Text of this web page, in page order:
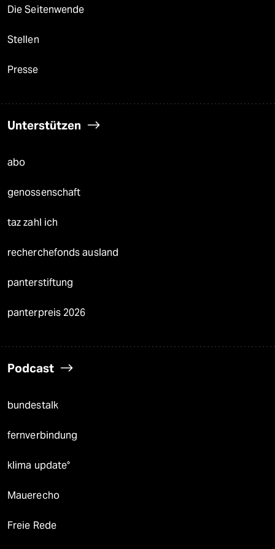
Die Seitenwende
Stellen
Presse
Unterstützen
abo
genossenschaft
taz zahl ich
recherchefonds ausland
panterstiftung
panterpreis 2026
Podcast
bundestalk
fernverbindung
klima update°
Mauerecho
Freie Rede